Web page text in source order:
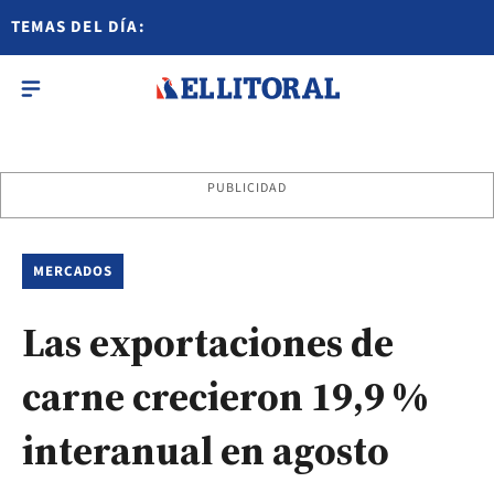
TEMAS DEL DÍA:
PUBLICIDAD
MERCADOS
Las exportaciones de
carne crecieron 19,9 %
interanual en agosto